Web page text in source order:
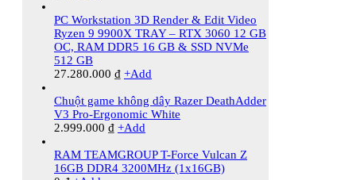
PC Workstation 3D Render & Edit Video
Ryzen 9 9900X TRAY – RTX 3060 12 GB
OC, RAM DDR5 16 GB & SSD NVMe
512 GB
27.280.000 ₫ +Add
Chuột game không dây Razer DeathAdder
V3 Pro-Ergonomic White
2.999.000 ₫ +Add
RAM TEAMGROUP T-Force Vulcan Z
16GB DDR4 3200MHz (1x16GB)